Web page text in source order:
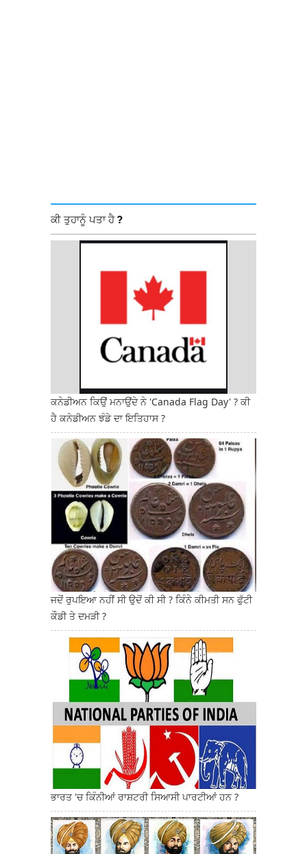
ਕੀ ਤੁਹਾਨੂੰ ਪਤਾ ਹੈ ?
ਕਨੇਡੀਅਨ ਕਿਉਂ ਮਨਾਉਂਦੇ ਨੇ 'Canada Flag Day' ? ਕੀ
ਹੈ ਕਨੇਡੀਅਨ ਝੰਡੇ ਦਾ ਇਤਿਹਾਸ ?
ਜਦੋਂ ਰੁਪਇਆ ਨਹੀਂ ਸੀ ਉਦੋਂ ਕੀ ਸੀ ? ਕਿੰਨੇ ਕੀਮਤੀ ਸਨ ਫੁੱਟੀ
ਕੌਡੀ ਤੇ ਦਮੜੀ ?
ਭਾਰਤ 'ਚ ਕਿੰਨੀਆਂ ਰਾਸ਼ਟਰੀ ਸਿਆਸੀ ਪਾਰਟੀਆਂ ਹਨ ?